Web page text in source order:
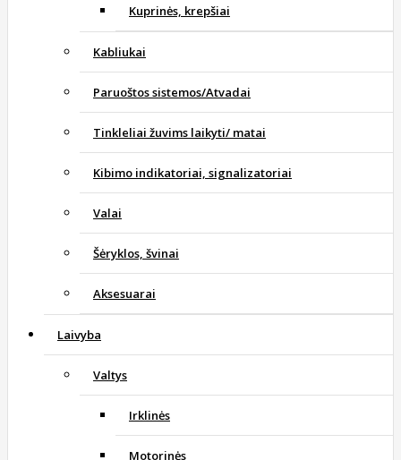
Kuprinės, krepšiai
Kabliukai
Paruoštos sistemos/Atvadai
Tinkleliai žuvims laikyti/ matai
Kibimo indikatoriai, signalizatoriai
Valai
Šėryklos, švinai
Aksesuarai
Laivyba
Valtys
Irklinės
Motorinės